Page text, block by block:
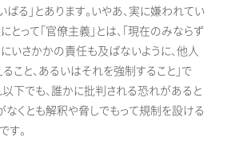
ばる」とあります。いやあ、実に嫌われてい
とって「官僚主義」とは、「現在のみならず
いさかかの責任も及ばないように、他人
こと、あるいはそれを強制すること」で
下でも、誰かに批判される恐れがあると
なくとも解釈や脅しでもって規制を設ける
す。